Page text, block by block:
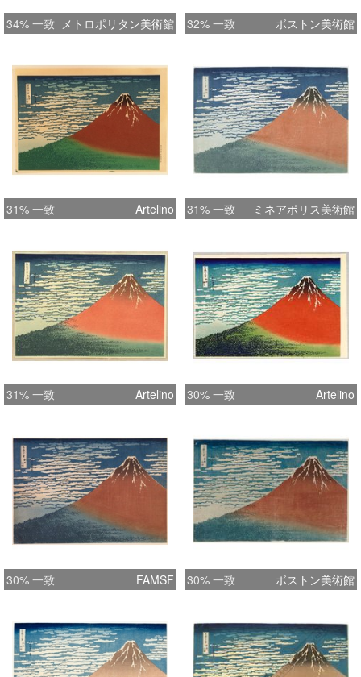
34% 一致 メトロポリタン美術館 32% 一致 ボストン美術館
31% 一致 Artelino 31% 一致 ミネアポリス美術館
31% 一致 Artelino 30% 一致 Artelino
30% 一致 FAMSF 30% 一致 ボストン美術館